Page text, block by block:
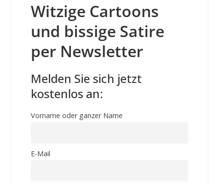
Witzige Cartoons
und bissige Satire
per Newsletter
Melden Sie sich jetzt
kostenlos an:
Vorname oder ganzer Name
E-Mail